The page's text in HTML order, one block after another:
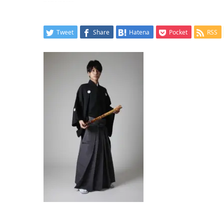
Tweet Share Hatena Pocket RSS